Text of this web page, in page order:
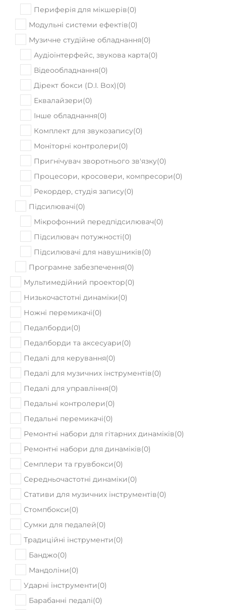
Периферія для мікшерів(0)
Модульні системи ефектів(0)
Музичне студійне обладнання(0)
Аудіоінтерфейс, звукова карта(0)
Відеообладнання(0)
Дірект бокси (D.I. Box)(0)
Еквалайзери(0)
Інше обладнання(0)
Комплект для звукозапису(0)
Моніторні контролери(0)
Пригнічувач зворотнього зв'язку(0)
Процесори, кросовери, компресори(0)
Рекордер, студія запису(0)
Підсилювачі(0)
Мікрофонний передпідсилювач(0)
Підсилювач потужності(0)
Підсилювачі для навушників(0)
Програмне забезпечення(0)
Мультимедійний проектор(0)
Низькочастотні динаміки(0)
Ножні перемикачі(0)
Педалборди(0)
Педалборди та аксесуари(0)
Педалі для керування(0)
Педалі для музичних інструментів(0)
Педалі для управління(0)
Педальні контролери(0)
Педальні перемикачі(0)
Ремонтні набори для гітарних динаміків(0)
Ремонтні набори для динаміків(0)
Семплери та грувбокси(0)
Середньочастотні динаміки(0)
Стативи для музичних інструментів(0)
Стомпбокси(0)
Сумки для педалей(0)
Традиційні інструменти(0)
Банджо(0)
Мандоліни(0)
Ударні інструменти(0)
Барабанні педалі(0)